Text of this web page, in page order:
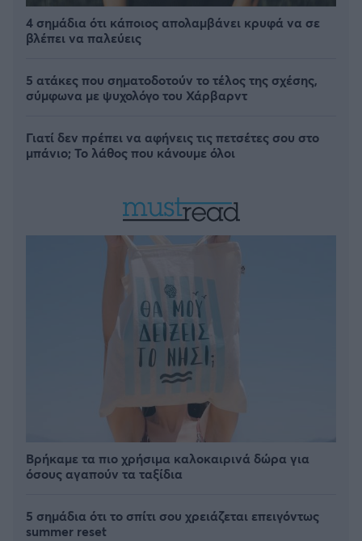
4 σημάδια ότι κάποιος απολαμβάνει κρυφά να σε
βλέπει να παλεύεις
5 ατάκες που σηματοδοτούν το τέλος της σχέσης,
σύμφωνα με ψυχολόγο του Χάρβαρντ
Γιατί δεν πρέπει να αφήνεις τις πετσέτες σου στο
μπάνιο; Το λάθος που κάνουμε όλοι
Βρήκαμε τα πιο χρήσιμα καλοκαιρινά δώρα για
όσους αγαπούν τα ταξίδια
5 σημάδια ότι το σπίτι σου χρειάζεται επειγόντως
summer reset